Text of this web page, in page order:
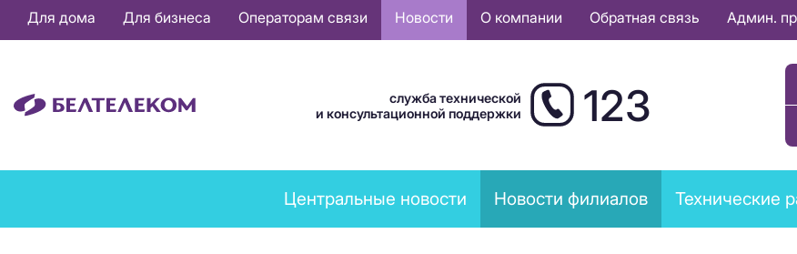
Основная
навигация
Для дома Для бизнеса Операторам связи Новости О компании Обратная связь Админ.
служба технической
и консультационной поддержки
123
News
menu
Центральные новости Новости филиалов Технические